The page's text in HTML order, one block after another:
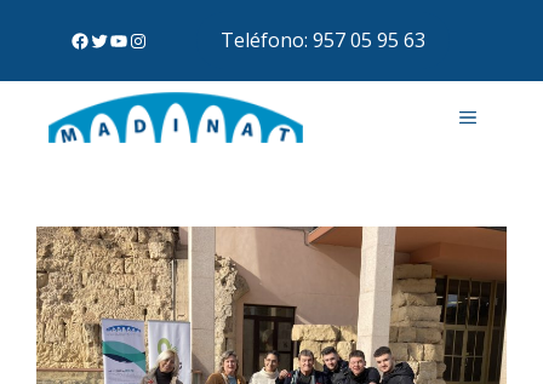
Teléfono: 957 05 95 63